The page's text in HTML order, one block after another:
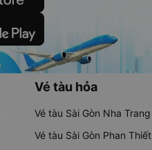
Vé tàu hỏa
Vé tàu Sài Gòn Nha Trang
Vé tàu Sài Gòn Phan Thiết